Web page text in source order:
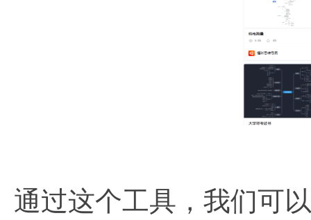
通过这个工具，我们可